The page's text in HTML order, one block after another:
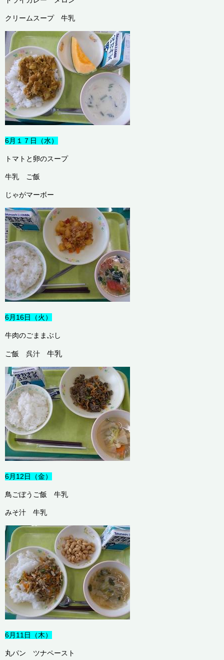
クリームスープ 牛乳
6月１７日（水）
トマトと卵のスープ
牛乳 ご飯
じゃがマーボー
6月16日（火）
牛肉のごままぶし
ご飯 呉汁 牛乳
6月12日（金）
鳥ごぼうご飯 牛乳
みそ汁 牛乳
6月11日（木）
丸パン ツナペースト